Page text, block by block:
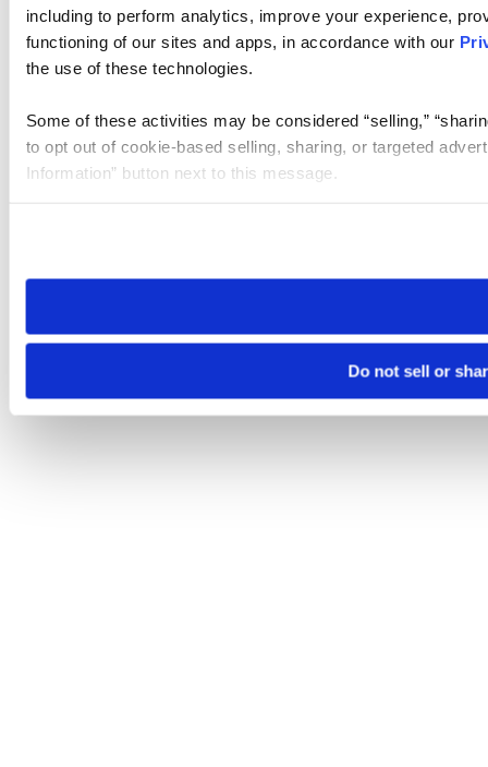
including to perform analytics, improve your experience,
functioning of our sites and apps, in accordance with our
the use of these technologies.
Some of these activities may be considered “selling,”
to opt out of cookie-based selling, sharing, or targeted
Information” button next to this message.
need to be set again.
Do not sell or